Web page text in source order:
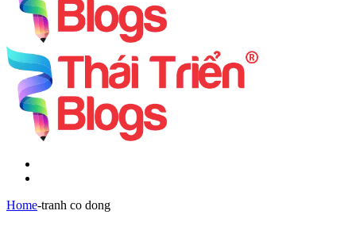
Home-tranh co dong